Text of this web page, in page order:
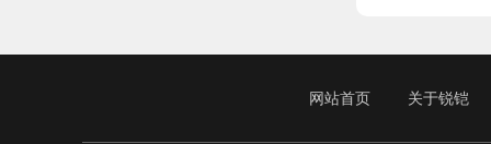
网站首页 关于锐铠